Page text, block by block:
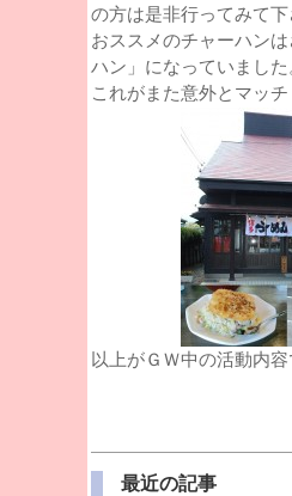
の方は是非行ってみて
おススメのチャーハン
ハン」になっていました
これがまた意外とマッ
以上がＧＷ中の活動内
最近の記事